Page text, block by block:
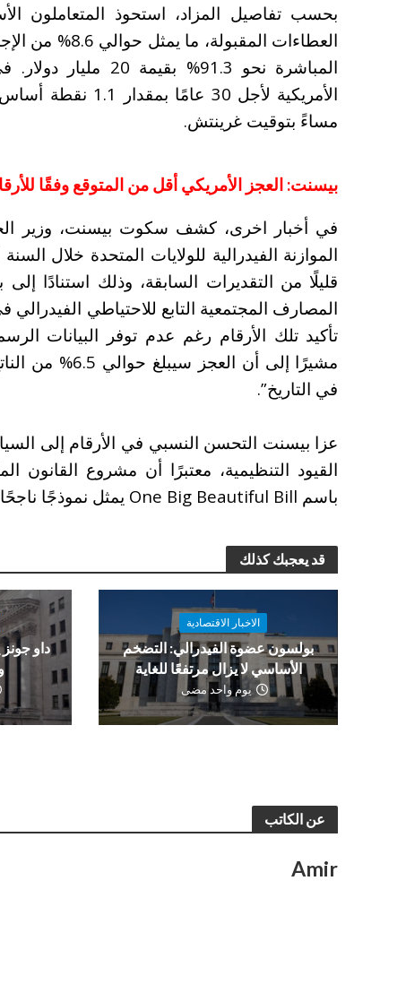
العطاءات
المباشرة نحو
مساءً بتوقيت غرينتش.
بيسنت: العجز الأمريكي أقل من المتوقع وفقًا
في أخبار اخرى، كشف سكوت بيسنت، وزير
قليلًا من التقديرات السابقة، وذلك استنادًا
المصارف المجتمعية التابع للاحتياطي
تأكيد تلك الأرقام رغم عدم توفر البيانات
مشيرًا إلى أن
في التاريخ”.
عزا بيسنت التحسن النسبي في الأرقام إلى
القيود التنظيمية، معتبرًا أن مشروع القانون
باسم One Big Beautiful Bill يمثل نموذجًا ناجحًا للتشريعات المالية الفعالة.
قد يعجبك كذلك
الاخبار الاقتصادية
بولسون عضوة الفيدرالي: التضخم
الأساسي لا يزال مرتفعًا للغاية
يوم واحد مضى
عن الكاتب
Amir